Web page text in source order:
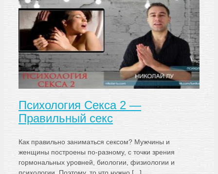
Психология Секса 2 —
Правильный секс
Как правильно заниматься сексом? Мужчины и
женщины построены по-разному, с точки зрения
гормональных уровней, биологии, физиологии и